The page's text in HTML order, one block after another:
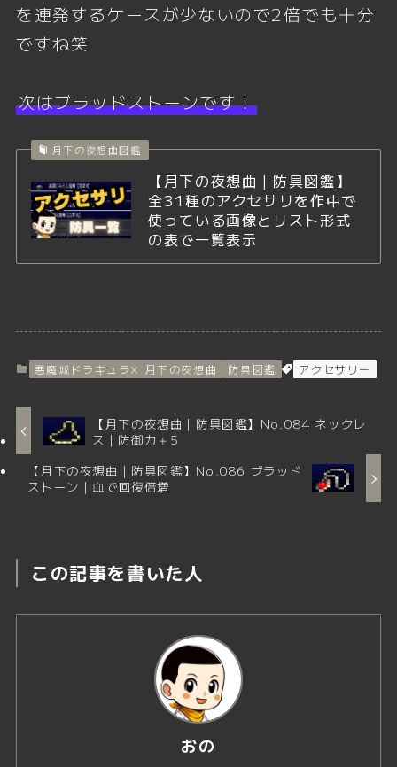
を連発するケースが少ないので2倍でも十分
ですね笑
次はブラッドストーンです！
月下の夜想曲図鑑
【月下の夜想曲｜防具図鑑】
全31種のアクセサリを作中で
使っている画像とリスト形式
の表で一覧表示
悪魔城ドラキュラX 月下の夜想曲 防具図鑑 アクセサリー
【月下の夜想曲｜防具図鑑】No.084 ネックレ
ス｜防御力＋5
【月下の夜想曲｜防具図鑑】No.086 ブラッド
ストーン｜血で回復倍増
この記事を書いた人
おの